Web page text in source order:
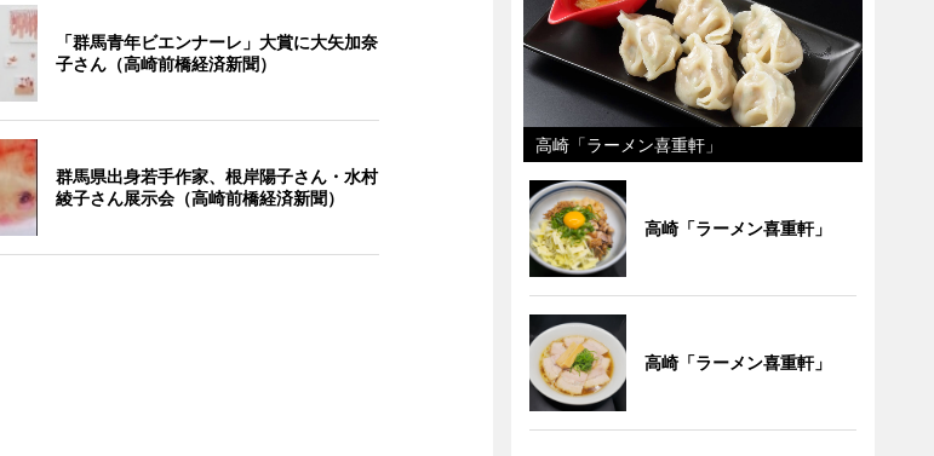
「群馬青年ビエンナーレ」大賞に大矢加奈
子さん（高崎前橋経済新聞）
群馬県出身若手作家、根岸陽子さん・水村
綾子さん展示会（高崎前橋経済新聞）
高崎「ラーメン喜重軒」
高崎「ラーメン喜重軒」
高崎「ラーメン喜重軒」